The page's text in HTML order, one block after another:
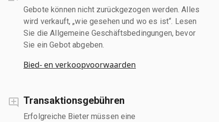
Gebote können nicht zurückgezogen werden. Alles
wird verkauft, „wie gesehen und wo es ist“. Lesen
Sie die Allgemeine Geschäftsbedingungen, bevor
Sie ein Gebot abgeben.
Bied- en verkoopvoorwaarden
Transaktionsgebühren
Erfolgreiche Bieter müssen eine